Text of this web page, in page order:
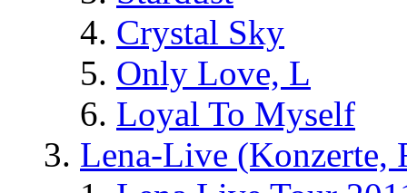
Crystal Sky
Only Love, L
Loyal To Myself
Lena-Live (Konzerte,